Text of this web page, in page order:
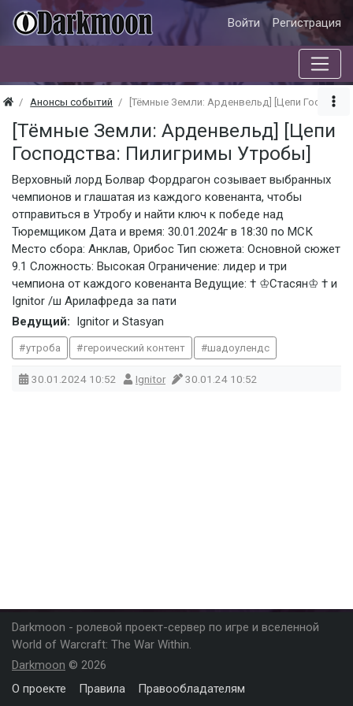
Войти Регистрация
Анонсы событий [Тёмные Земли: Арденвельд] [Цепи
[Тёмные Земли: Арденвельд] [Цепи
Господства: Пилигримы Утробы]
Верховный лорд Болвар Фордрагон созывает выбранных
чемпионов и глашатая из каждого ковенанта, чтобы
отправиться в Утробу и найти ключ к победе над
Тюремщиком Дата и время: 30.01.2024г в 18:30 по МСК
Место сбора: Анклав, Орибос Тип сюжета: Основной сюжет
9.1 Сложность: Высокая Ограничение: лидер и три
чемпиона от каждого ковенанта Ведущие: † ♔Стасян♔ † и
Ignitor /ш Арилафреда за пати
Ведущий: Ignitor и Stasyan
утроба героический контент шадоулендс
30.01.2024 10:52 Ignitor 30.01.24 10:52
Darkmoon - ролевой проект-сервер по игре и вселенной
World of Warcraft: The War Within.
Darkmoon © 2026
О проекте
Правила Правообладателям